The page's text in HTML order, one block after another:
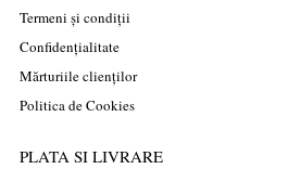
Termeni și condiții
Confidențialitate
Mărturiile clienților
Politica de Cookies
PLATA SI LIVRARE